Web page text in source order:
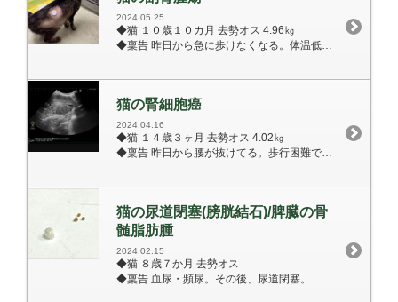
2024.05.25
◆猫 １０歳１０カ月 去勢オス 4.96㎏
◆稟告 昨日から急に歩けなくなる。体温低下。食欲廃絶。
猫の腎細胞癌
2024.04.16
◆猫 １４歳３ヶ月 去勢オス 4.02㎏
◆稟告 昨日から腰が抜けてる。歩行困難でふらつく。
猫の尿道閉塞(膀胱結石)/脾臓の骨
髄脂肪腫
2024.02.15
◆猫 ８歳７か月 去勢オス
◆稟告 血尿・頻尿。その後、尿道閉塞。